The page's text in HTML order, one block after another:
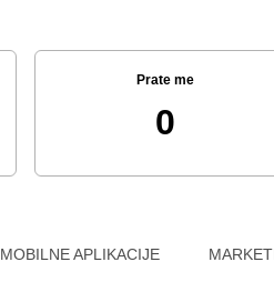
Prate me
0
MOBILNE APLIKACIJE